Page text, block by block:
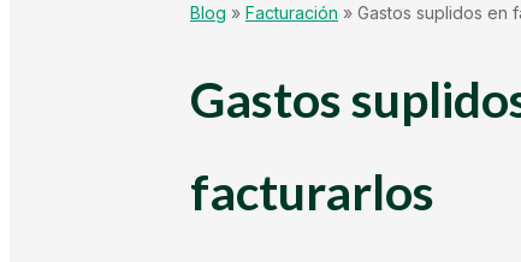
Kit Digital
Blog » Facturación » Gastos suplidos en
Gastos
facturarlos